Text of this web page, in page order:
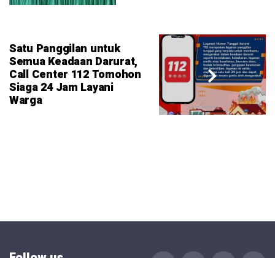
Satu Panggilan untuk
Semua Keadaan Darurat,
Call Center 112 Tomohon
Siaga 24 Jam Layani
Warga